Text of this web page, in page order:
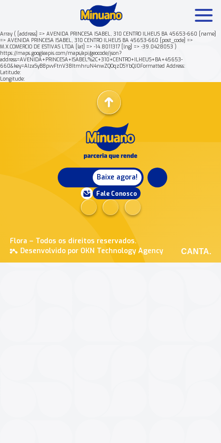
Array ( [address] => AVENIDA PRINCESA ISABEL, 310 CENTRO ILHEUS BA 45653-660 [name]
=> AVENIDA PRINCESA ISABEL, 310 CENTRO ILHEUS BA 45653-660 [post_code] =>
M.X.COMERCIO DE ESTIVAS LTDA [lat] => -14.8011317 [lng] => -39.0428053 )
https://maps.googleapis.com/maps/api/geocode/json?
address=AVENIDA+PRINCESA+ISABEL%2C+310+CENTRO+ILHEUS+BA+45653-
660&key=AIzaSyB8pvvFtnV38ItmhruN4nwZQOqzDSYbQJ0Formatted Address:
Latitude:
Longitude:
Baixe agora!
Fale Conosco
Flora – Todos os direitos reservados.
Desenvolvido por OKN Technology Agency
CANTA.
Mais buscados: Produtos Minuano Rende +
Nossa história